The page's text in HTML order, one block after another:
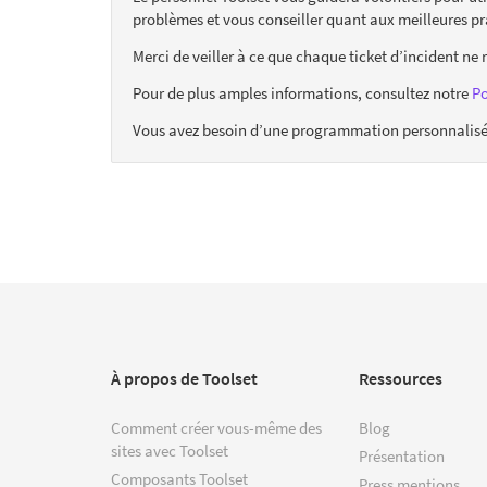
problèmes et vous conseiller quant aux meilleures
Merci de veiller à ce que chaque ticket d’incident ne
Pour de plus amples informations, consultez notre
Vous avez besoin d’une programmation
À propos de Toolset
Comment créer vous-même des
sites avec Toolset
Composants Toolset
Ressources
Blog
Présentation